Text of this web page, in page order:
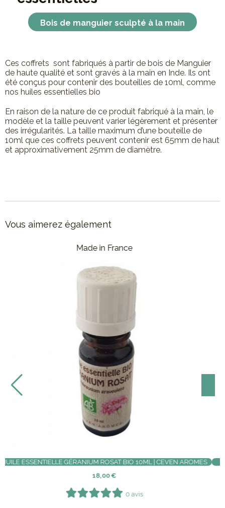
Bois de manguier sculpté à la main
Ces coffrets sont fabriqués à partir de bois de Manguier
de haute qualité et sont gravés à la main en Inde. Ils ont
été conçus pour contenir des bouteilles de 10ml, comme
nos huiles essentielles bio
En raison de la nature de ce produit fabriqué à la main, le
modèle et la taille peuvent varier légèrement et présenter
des irrégularités. La taille maximum d’une bouteille de
10ml que ces coffrets peuvent contenir est 65mm de haut
et approximativement 25mm de diamètre.
Vous aimerez également
PURIFIANTE BIO 10ML
HUILE ESSENTIELLE GÉRANIUM